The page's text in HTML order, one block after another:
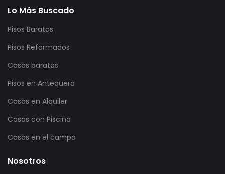
Lo Más Buscado
Pisos Baratos
Pisos Reformados
Casas baratas
Pisos en Antequera
Casas en Alquiler
Casas con Piscina
Casas en el campo
Nosotros